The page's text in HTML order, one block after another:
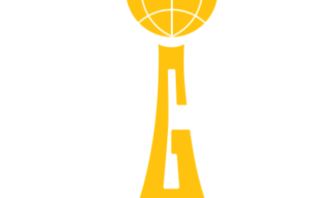
مادون قرمز در شرایط نور کم مشاهده کنید. محصولات مشابه در بازار را نمی
توان بدون روشن کردن نور مادون قرمز در شرایط نور کم مشاهده کرد.